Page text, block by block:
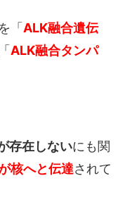
「 ALK融合遺伝
ALK融合タンパ
存在しないにも関
核へと伝達されて